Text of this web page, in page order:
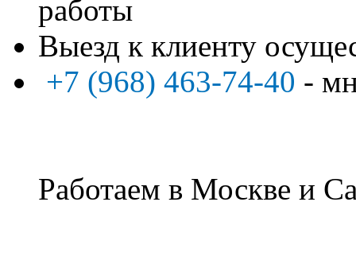
работы
Выезд к клиенту
+7 (968) 463-74-40 -
Работаем в Москве и